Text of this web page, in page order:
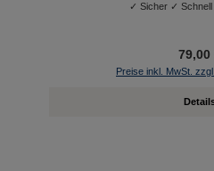
✓ Sicher ✓
79,00
Preise inkl. MwSt.